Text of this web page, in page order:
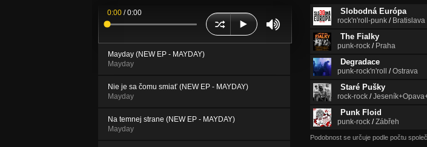
0:00 /0:00
Mayday (NEW EP - MAYDAY)
Mayday
Nie je sa čomu smiať (NEW EP - MAYDAY)
Mayday
Na temnej strane (NEW EP - MAYDAY)
Mayday
Slobodná Európa
rock'n'roll-punk / Bratislava
The Fialky
punk-rock / Praha
Degradace
punk-rock'n'roll /Ostrava
Staré Pušky
rock-rock /
Punk Floid
punk-rock /Zábřeh
Podobnost se určuje podle počtu